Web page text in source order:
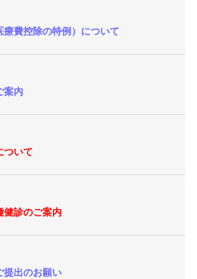
費控除の特例）について
案内
ついて
診のご案内
提出のお願い